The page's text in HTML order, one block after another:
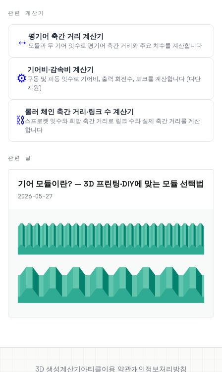
관련 계산기
↔️ 평기어 축간 거리 계산기
모듈과 두 기어 잇수로 평기어 축간 거리와 주요 치수를 계산합니다
⚙️
기어비·감속비 계산기
구동 및 피동 잇수로 기어비, 출력 회전수, 토크를 계산합니다 (다단
지원)
⛓️
롤러 체인 축간 거리·링크 수 계산기
스프로켓 잇수와 희망 축간 거리로 링크 수와 실제 축간 거리를 계산
합니다
관련 글
기어 모듈이란? — 3D 프린팅·DIY에 맞는 모듈 선택법
2026-05-27
3D 생성계산기아티클이용 약관개인정보처리방침